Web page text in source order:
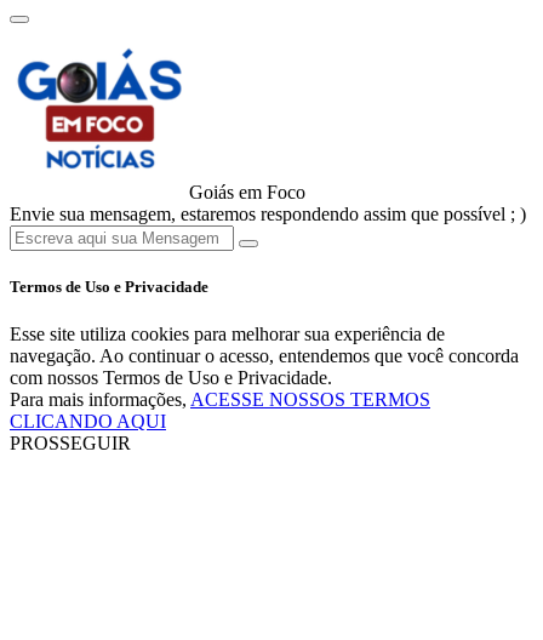
Goiás em Foco
Envie sua mensagem, estaremos respondendo assim que possível ; )
Termos de Uso e Privacidade
Esse site utiliza cookies para melhorar sua experiência de
navegação. Ao continuar o acesso, entendemos que você concorda
com nossos Termos de Uso e Privacidade.
Para mais informações, ACESSE NOSSOS TERMOS
CLICANDO AQUI
PROSSEGUIR